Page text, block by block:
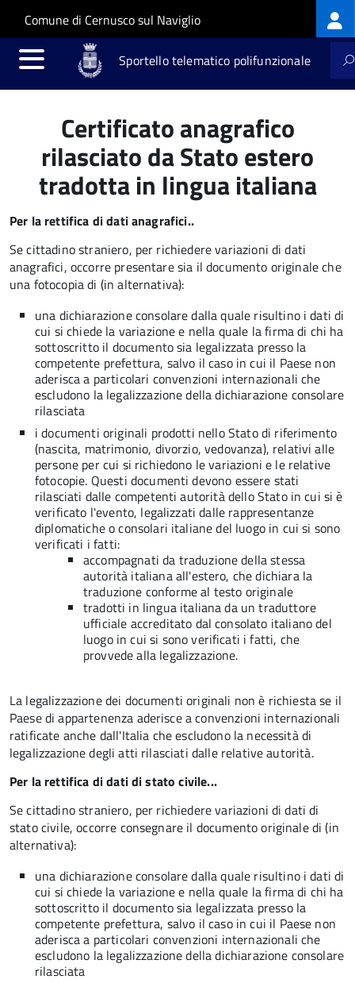
Salta al contenuto principale
Skip to site navigation
Comune di Cernusco sul Naviglio
Sportello telematico polifunzionale
Certificato anagrafico
rilasciato da Stato estero
tradotta in lingua italiana
Per la rettifica di dati anagrafici..
Se cittadino straniero, per richiedere variazioni di dati
anagrafici, occorre presentare sia il documento originale che
una fotocopia di (in alternativa):
una dichiarazione consolare dalla quale risultino i dati di
cui si chiede la variazione e nella quale la firma di chi ha
sottoscritto il documento sia legalizzata presso la
competente prefettura, salvo il caso in cui il Paese non
aderisca a particolari convenzioni internazionali che
escludono la legalizzazione della dichiarazione consolare
rilasciata
i documenti originali prodotti nello Stato di riferimento
(nascita, matrimonio, divorzio, vedovanza), relativi alle
persone per cui si richiedono le variazioni e le relative
fotocopie. Questi documenti devono essere stati
rilasciati dalle competenti autorità dello Stato in cui si è
verificato l'evento, legalizzati dalle rappresentanze
diplomatiche o consolari italiane del luogo in cui si sono
verificati i fatti:
accompagnati da traduzionedella stessa
autorità italiana all'estero, che dichiara la
traduzione conforme al testo originale
tradotti in lingua italiana da un traduttore
ufficiale accreditato dal consolato italiano del
luogo in cui si sono verificati i fatti, che
provvede alla legalizzazione.
La legalizzazione dei documenti originali non è richiesta se il
Paese di appartenenza aderisce a convenzioni internazionali
ratificate anche dall'Italia che escludono la necessità di
legalizzazione degli atti rilasciati dalle relative autorità.
Per la rettifica di dati di stato civile...
Se cittadino straniero, per richiedere variazioni di dati di
stato civile, occorre consegnare il documento originale di (in
alternativa):
una dichiarazione consolare dalla quale risultino i dati di
cui si chiede la variazione e nella quale la firma di chi ha
sottoscritto il documento sia legalizzata presso la
competente prefettura, salvo il caso in cui il Paese non
aderisca a particolari convenzioni internazionali che
escludono la legalizzazione della dichiarazione consolare
rilasciata